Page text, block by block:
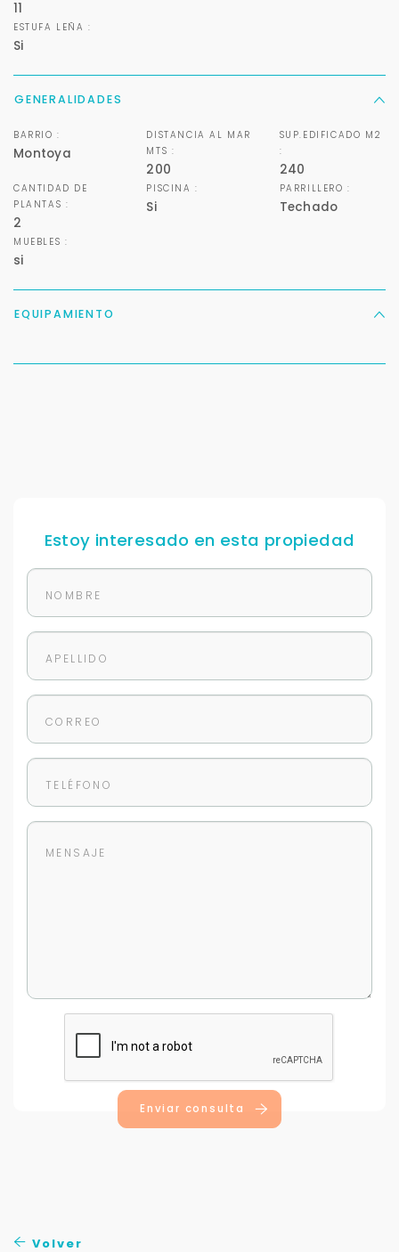
11
ESTUFA LEÑA :
Si
GENERALIDADES
BARRIO :
Montoya
DISTANCIA AL MAR
MTS :
200
SUP.EDIFICADO M2
:
240
CANTIDAD DE
PLANTAS :
2
PISCINA :
Si
PARRILLERO :
Techado
MUEBLES :
si
EQUIPAMIENTO
Estoy interesado en esta propiedad
Enviar consulta
Volver
mejor y más rápido
Déjanos tus datos para identificar tu consulta en el
sistema de gestión de clientes.
Tu WhatsApp *
Cancelar